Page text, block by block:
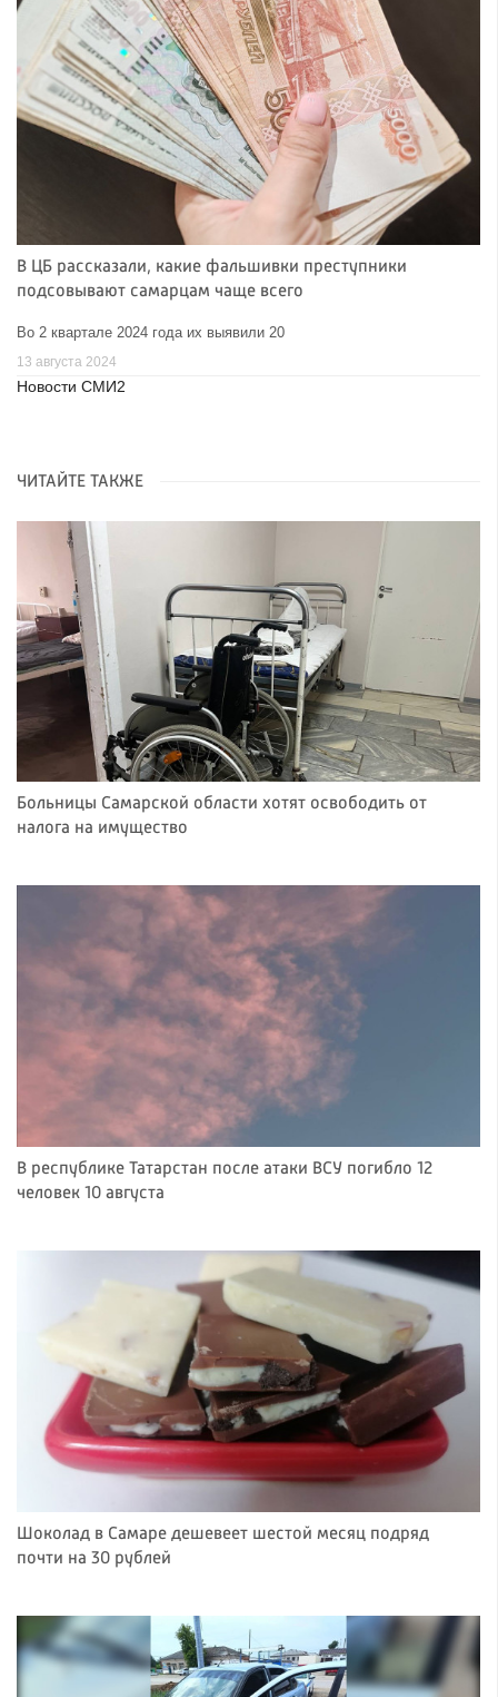
В ЦБ рассказали, какие фальшивки преступники
подсовывают самарцам чаще всего
Во 2 квартале 2024 года их выявили 20
13 августа 2024
Новости СМИ2
ЧИТАЙТЕ ТАКЖЕ
Больницы Самарской области хотят освободить от
налога на имущество
В республике Татарстан после атаки ВСУ погибло 12
человек 10 августа
Шоколад в Самаре дешевеет шестой месяц подряд
почти на 30 рублей